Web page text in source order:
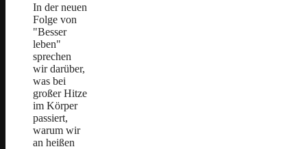
In der neuen
Folge von
"Besser
leben"
sprechen
wir darüber,
was bei
großer Hitze
im Körper
passiert,
warum wir
an heißen